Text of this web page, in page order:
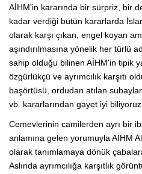
AİHM'in kararında bir sürpriz, bir
kadar verdiği bütün kararlarda
olarak karşı çıkan, engel koyan
aşındırılmasına yönelik her türlü
sahip olduğu bilinen AİHM'in tipik
özgürlükçü ve ayrımcılık karşıtı
başörtüsü, ordudan atılan
vb. kararlarından gayet iyi
Cemevlerinin camilerden ayrı bir
anlamına gelen yorumuyla AİHM
olarak tanımlamaya dönük
Aslında ayrımcılığa karşıtlık